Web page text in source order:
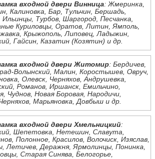
входной двери Винница: Жмеринка,
Калиновка, Бар, Тульчин, Бершадь,
Ильинцы, Турбов, Шаргород, Песчанка,
Куриловцы, Оратов, Литин, Ямполь,
Крыжополь, Липовец, Ладыжин,
Гайсин, Казатин (Козятин) и др.
входной двери Житомир: Бердичев,
Волынский, Малин, Коростышев, Овруч,
Олевск, Черняхов, Андрушевка,
Романов, Иршанск, Емильчино,
Чуднов, Новая Боровая, Народичи,
Марьяновка, Довбыш и др.
входной двери Хмельницкий:
Шепетовка, Нетешин, Славута,
Полонное, Красилов, Волочиск, Изяслав,
Летичев, Деражня, Ярмолинцы, Понинка,
Старая Синява, Белогорье,